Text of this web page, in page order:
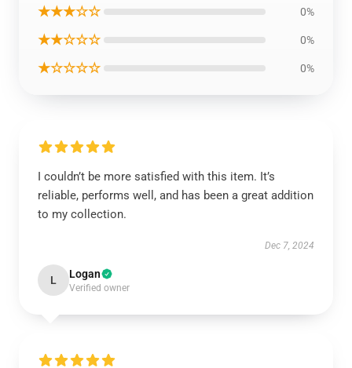
★★★☆☆ 0%
★★☆☆☆ 0%
★☆☆☆☆ 0%
I couldn’t be more satisfied with this item. It’s
reliable, performs well, and has been a great addition
to my collection.
Dec 7, 2024
L Logan
Verified owner